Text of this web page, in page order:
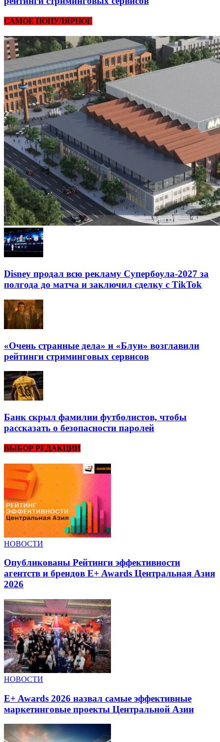
САМОЕ ПОПУЛЯРНОЕ
Disney продал всю рекламу Супербоула-2027 за
полгода до матча и заключил сделку с TikTok
«Очень странные дела» и «Блуи» возглавили
рейтинги стриминговых сервисов
Банк скрыл фамилии футболистов, чтобы
рассказать о безопасности паролей
ВЫБОР РЕДАКЦИИ
НОВОСТИ
Опубликованы Рейтинги эффективности
агентств и брендов E+ Awards Центральная Азия
2026
НОВОСТИ
E+ Awards 2026 назвал самые эффективные
маркетинговые проекты Центральной Азии